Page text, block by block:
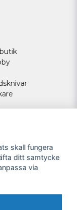
skall fungera
ditt samtycke
via